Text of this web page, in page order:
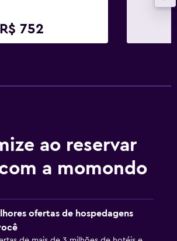
R$ 752
ao reservar
a momondo
ofertas de hospedagens